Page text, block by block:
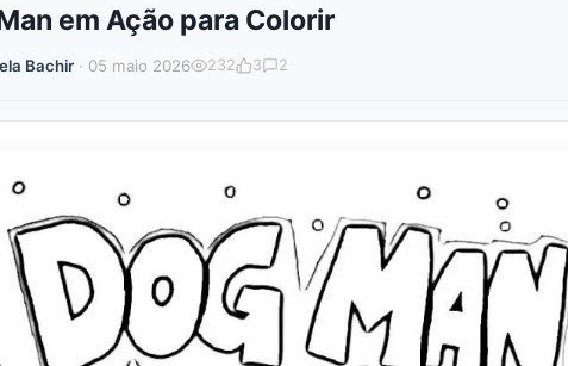
em Ação para Colorir
Bachir· 05 maio 2026 232 3 2